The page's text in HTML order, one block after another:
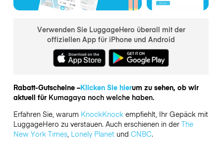
Verwenden Sie LuggageHero überall mit der
offiziellen App für iPhone und Android
Rabatt-Gutscheine –Klicken Sie hierum zu sehen, ob wir
aktuell für Kumagaya noch welche haben.
Erfahren Sie, warum KnockKnockempfiehlt, Ihr Gepäck mit
LuggageHero zu verstauen. Auch erschienen in der The
New York Times, Lonely Planetund CNBC.